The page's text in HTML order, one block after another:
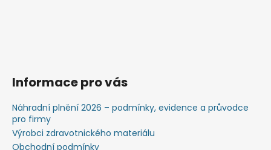
Informace pro vás
Náhradní plnění 2026 – podmínky, evidence a průvodce
pro firmy
Výrobci zdravotnického materiálu
Obchodní podmínky